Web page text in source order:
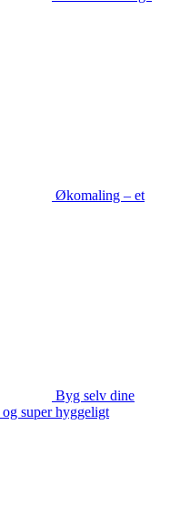
Økomaling – et
Byg selv dine
super hyggeligt